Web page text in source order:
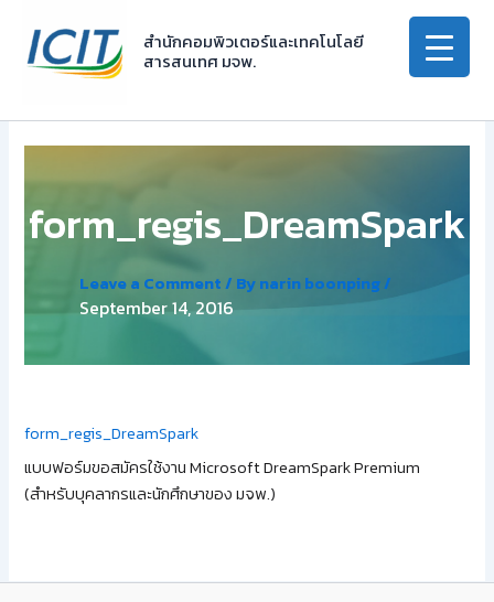
content
สำนักคอมพิวเตอร์และเทคโนโลยี
สารสนเทศ มจพ.
form_regis_DreamSpark
Leave a Comment / Bynarin boonping/
September 14, 2016
form_regis_DreamSpark
แบบฟอร์มขอสมัครใช้งาน Microsoft DreamSpark Premium
(สำหรับบุคลากรและนักศึกษาของ มจพ.)